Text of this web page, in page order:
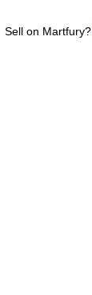
Sell on Martfury?